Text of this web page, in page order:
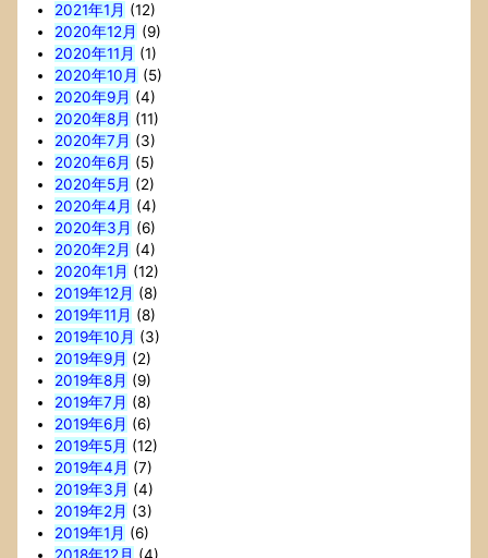
2021年1月 (12)
2020年12月 (9)
2020年11月 (1)
2020年10月 (5)
2020年9月 (4)
2020年8月 (11)
2020年7月 (3)
2020年6月 (5)
2020年5月 (2)
2020年4月 (4)
2020年3月 (6)
2020年2月 (4)
2020年1月 (12)
2019年12月 (8)
2019年11月 (8)
2019年10月 (3)
2019年9月 (2)
2019年8月 (9)
2019年7月 (8)
2019年6月 (6)
2019年5月 (12)
2019年4月 (7)
2019年3月 (4)
2019年2月 (3)
2019年1月 (6)